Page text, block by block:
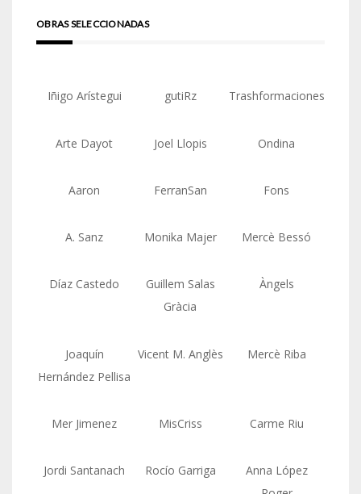
OBRAS SELECCIONADAS
Iñigo Arístegui gutiRz Trashformaciones
Arte Dayot Joel Llopis Ondina
Aaron FerranSan Fons
A. Sanz Monika Majer Mercè Bessó
Díaz Castedo
Guillem Salas
Gràcia
Àngels
Joaquín
Hernández Pellisa
Vicent M. Anglès Mercè Riba
Mer Jimenez MisCriss Carme Riu
Jordi Santanach Rocío Garriga
Anna López